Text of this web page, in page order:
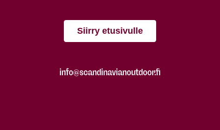
Siirry etusivulle
info@scandinavianoutdoor.fi